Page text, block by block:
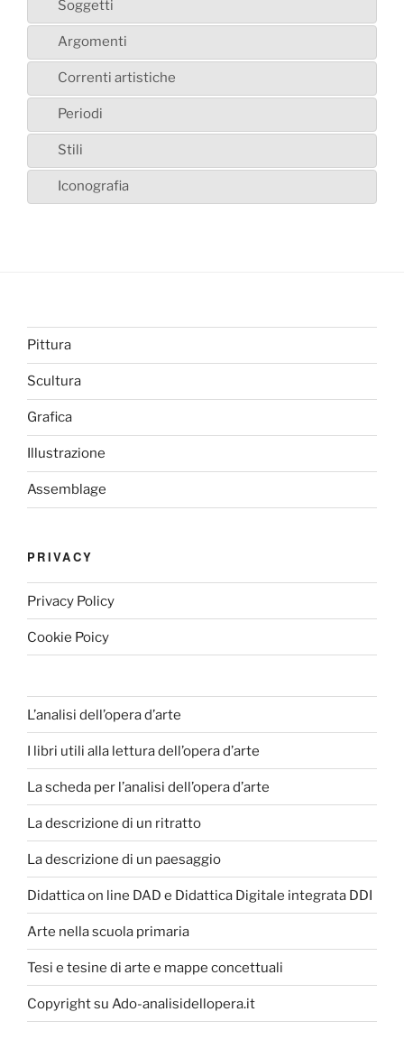
Soggetti
Argomenti
Correnti artistiche
Periodi
Stili
Iconografia
Pittura
Scultura
Grafica
Illustrazione
Assemblage
PRIVACY
Privacy Policy
Cookie Poicy
L’analisi dell’opera d’arte
I libri utili alla lettura dell’opera d’arte
La scheda per l’analisi dell’opera d’arte
La descrizione di un ritratto
La descrizione di un paesaggio
Didattica on line DAD e Didattica Digitale integrata DDI
Arte nella scuola primaria
Tesi e tesine di arte e mappe concettuali
Copyright su Ado-analisidellopera.it